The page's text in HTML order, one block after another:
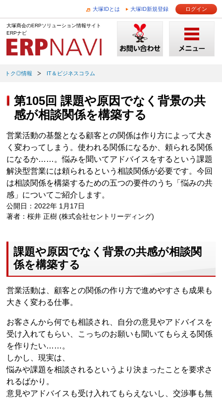
大塚IDとは 大塚ID新規登録 ログイン
大塚商会のERPソリューション情報サイト
ERPナビ
トク◎情報 IT＆ビジネスコラム
第105回 課題や原因でなく背景の共
感が相談関係を構築する
営業活動の基盤となる顧客との関係は作り方によって大き
く変わってしまう。使われる関係になるか、頼られる関係
になるか……。悩みを聞いてアドバイスをするという課題
解決型営業には頼られるという相談関係が必要です。今回
は相談関係を構築するための五つの要件のうち「悩みの共
感」についてご紹介します。
公開日：2022年 1月17日
著者：桜井 正樹 (株式会社セントリーディング)
課題や原因でなく背景の共感が相談関
係を構築する
営業活動は、顧客との関係の作り方で進めやすさも成果も
大きく変わる仕事。
お客さんから何でも相談され、自分の意見やアドバイスを
受け入れてもらい、こっちのお願いも聞いてもらえる関係
を作りたい……。
しかし、現実は、
悩みや課題を相談されるというより決まったことを要求さ
れるばかり。
意見やアドバイスも受け入れてもらえないし、交渉事も無